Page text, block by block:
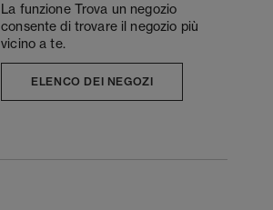
La funzione Trova un negozio
consente di trovare il negozio più
vicino a te.
ELENCO DEI NEGOZI